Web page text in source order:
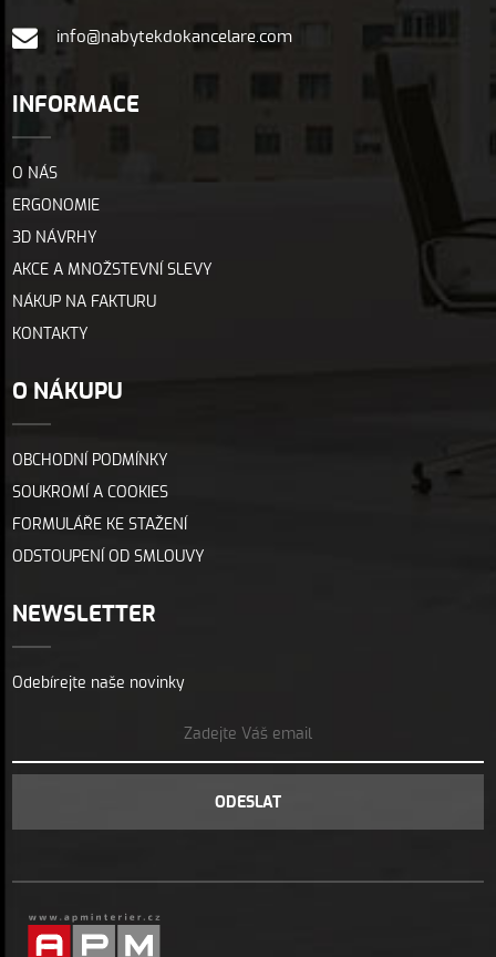
info@nabytekdokancelare.com
INFORMACE
O NÁS
ERGONOMIE
3D NÁVRHY
AKCE A MNOŽSTEVNÍ SLEVY
NÁKUP NA FAKTURU
KONTAKTY
O NÁKUPU
OBCHODNÍ PODMÍNKY
SOUKROMÍ A COOKIES
FORMULÁŘE KE STAŽENÍ
ODSTOUPENÍ OD SMLOUVY
NEWSLETTER
Odebírejte naše novinky
ODESLAT